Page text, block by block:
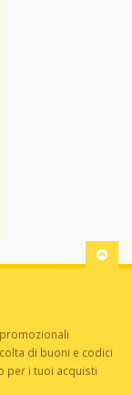
di buoni e codici
per i tuoi acquisti